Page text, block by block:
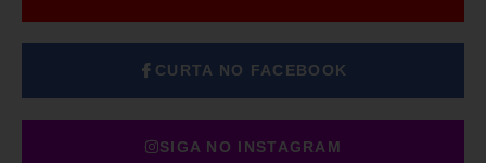
CURTA NO FACEBOOK
SIGA NO INSTAGRAM